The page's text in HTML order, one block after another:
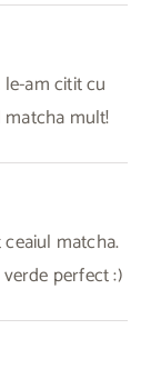
am citit cu
matcha mult!
matcha.
perfect :)